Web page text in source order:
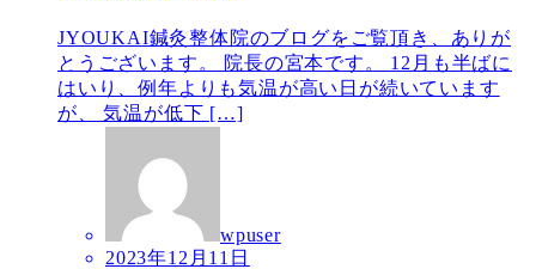
JYOUKAI鍼灸整体院のブログをご覧頂き、ありが
とうございます。 院長の宮本です。 12月も半ばに
はいり、例年よりも気温が高い日が続いています
が、 気温が低下 […]
wpuser
2023年12月11日